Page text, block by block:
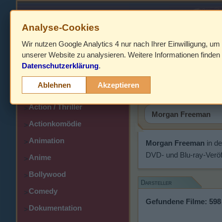
HOME
>
> Action
>Action / Thriller
>Actionkomödie
>Animation
>Anime
>Bollywood
>Comedy
>Dokumentation
Morgan
Morgan Freeman in
DVD- und Blu-ray-
Darsteller
Gefundene Filme: 598
Analyse-Cookies
Wir nutzen Google Analytics 4 nur nach Ihrer Einwilligung,
unserer Website zu analysieren. Weitere Informationen finden
Datenschutzerklärung.
Ablehnen Akzeptieren